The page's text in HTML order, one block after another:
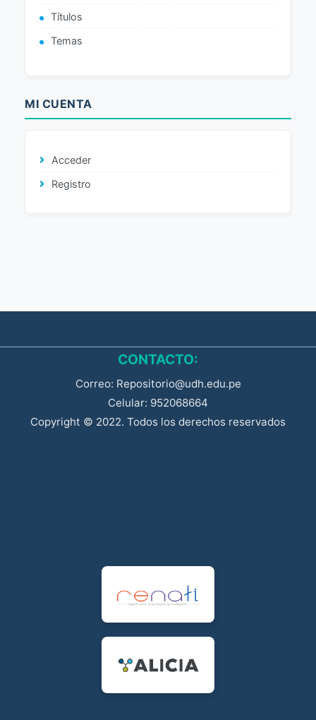
Títulos
Temas
MI CUENTA
Acceder
Registro
CONTACTO:
Correo: Repositorio@udh.edu.pe
Celular: 952068664
Copyright © 2022. Todos los derechos reservados